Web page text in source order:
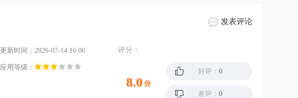
发表评论
更新时间：2026-07-14 16:06
应用等级：
评分：
8.0 分
好评： 0
差评： 0